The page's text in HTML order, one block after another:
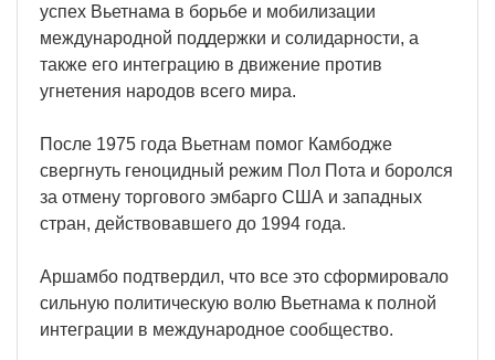
успех Вьетнама в борьбе и мобилизации
международной поддержки и солидарности, а
также его интеграцию в движение против
угнетения народов всего мира.
После 1975 года Вьетнам помог Камбодже
свергнуть геноцидный режим Пол Пота и боролся
за отмену торгового эмбарго США и западных
стран, действовавшего до 1994 года.
Аршамбо подтвердил, что все это сформировало
сильную политическую волю Вьетнама к полной
интеграции в международное сообщество.